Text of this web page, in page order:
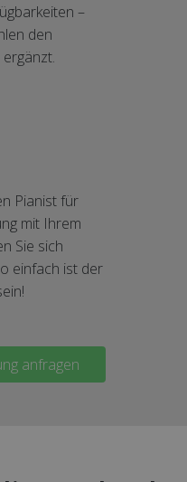
–
den
Pianist für
mit Ihrem
Sie sich
einfach ist der
anfragen